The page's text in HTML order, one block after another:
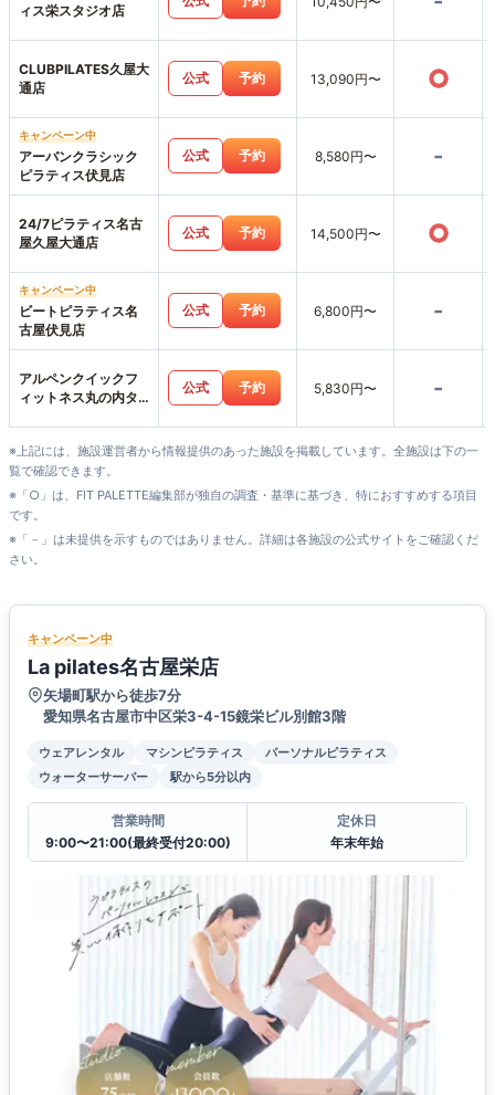
ィス栄スタジオ店
CLUBPILATES久屋大
通店
公式 予約 13,090円〜 ○
キャンペーン中
アーバンクラシック
ピラティス伏見店
公式 予約 8,580円〜 -
24/7ピラティス名古
屋久屋大通店
公式 予約 14,500円〜 ○
キャンペーン中
ビートピラティス名
古屋伏見店
公式 予約 6,800円〜 -
アルペンクイックフ
ィットネス丸の内タ
公式 予約 5,830円〜 -
※上記には、施設運営者から情報提供のあった施設を掲載しています。全施設は下の一
覧で確認できます。
※「○」は、FIT PALETTE編集部が独自の調査・基準に基づき、特におすすめする項目
です。
※「－」は未提供を示すものではありません。詳細は各施設の公式サイトをご確認くだ
さい。
キャンペーン中
La pilates名古屋栄店
矢場町駅から徒歩7分
愛知県名古屋市中区栄3-4-15鏡栄ビル別館3階
ウェアレンタル マシンピラティス
パーソナルピラティス
ウォーターサーバー
駅から5分以内
営業時間
9:00〜21:00(最終受付20:00)
定休日
年末年始